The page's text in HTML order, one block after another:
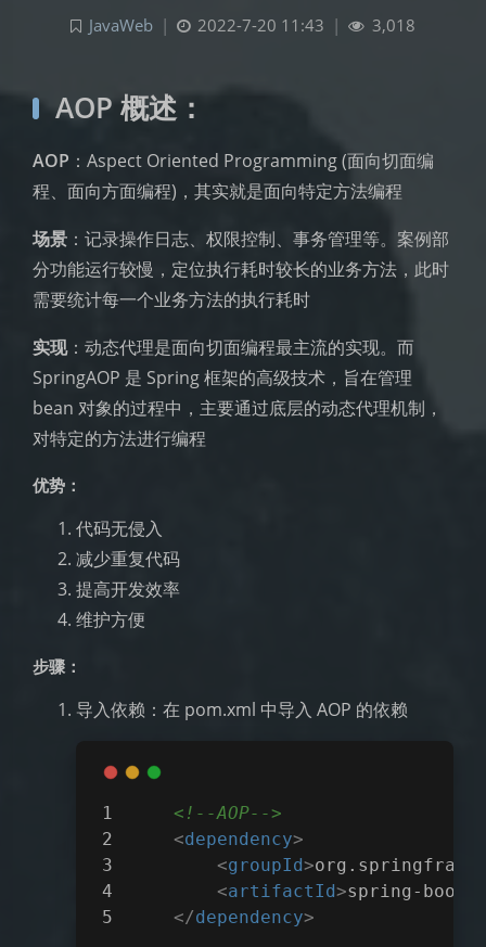
JavaWeb 2022-7-20 11:43 3,018
AOP 概述：
AOP ：Aspect Oriented Programming (面向切面编
程、面向方面编程)，其实就是面向特定方法编程
场景 ：记录操作日志、权限控制、事务管理等。案例部
分功能运行较慢，定位执行耗时较长的业务方法，此时
需要统计每一个业务方法的执行耗时
实现：动态代理是面向切面编程最主流的实现。而
SpringAOP 是 Spring 框架的高级技术，旨在管理
bean 对象的过程中，主要通过底层的动态代理机制，
对特定的方法进行编程
优势：
代码无侵入
减少重复代码
提高开发效率
维护方便
步骤：
导入依赖：在 pom.xml 中导入 AOP 的依赖
<!--AOP-->
<dependency>
<groupId>
<artifactId>spring-boot-
</dependency>